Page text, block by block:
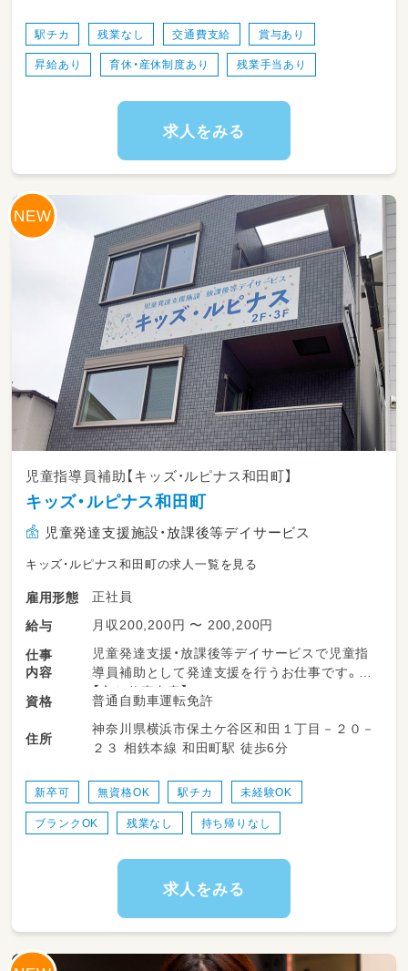
・書類業務
＜ 一日の流れ・例 ＞
09：00▶朝の会・おやつ
09：30▶散歩や園庭でのあそび、
体操・製作など
11：00▶お昼ご飯
15：30▶帰りの会
16：00▶順次降園
18：00▶延長保育
20：00▶閉園
駅チカ 残業なし 交通費支給 賞与あり
昇給あり 育休・産休制度あり 残業手当あり
求人をみる
児童指導員補助【キッズ・ルピナス和田町】
キッズ・ルピナス和田町
児童発達支援施設・放課後等デイサービス
キッズ・ルピナス和田町の求人一覧を見る
雇用形態
正社員
給与
月収200,200円 〜 200,200円
仕事
内容
児童発達支援・放課後等デイサービスで児童指
導員補助として発達支援を行うお仕事です。
【主な仕事内容】
グループ・個別支援などの療育全般業務
プログラム作成／食事介助／送迎・添乗業務／
連絡帳の記入／施設内の掃除 など
資格 普通自動車運転免許
住所
神奈川県横浜市保土ケ谷区和田１丁目－２０－
２３ 相鉄本線 和田町駅 徒歩6分
新卒可 無資格OK 駅チカ 未経験OK
ブランクOK 残業なし 持ち帰りなし
求人をみる